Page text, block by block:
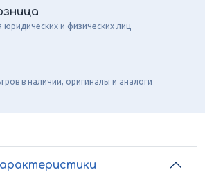
и физических лиц
в наличии, оригиналы и аналоги